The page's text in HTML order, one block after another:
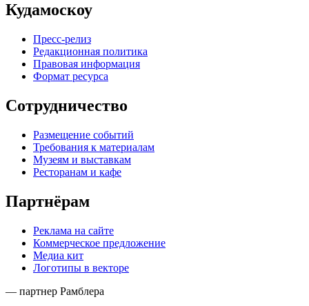
Кудамоскоу
Пресс-релиз
Редакционная политика
Правовая информация
Формат ресурса
Сотрудничество
Размещение событий
Требования к материалам
Музеям и выставкам
Ресторанам и кафе
Партнёрам
Реклама на сайте
Коммерческое предложение
Медиа кит
Логотипы в векторе
— партнер Рамблера